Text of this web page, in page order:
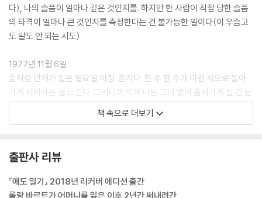
다), 나의 슬픔이 얼마나 깊은 것인지를. 하지만 한 사람이 직접 당한 슬픔
의 타격이 얼마나 큰 것인지를 측정한다는 건 불가능한 일이다(이 우습고
도 말도 안 되는 시도)
1977년 11월 6일
솜처럼 안개가 짙은 일요일 아침. 혼자다. 한 주 한 주가 이런 식으로 돌아
가게 되리라는 걸 느낀다. 그러니까 이제 나는 그녀 없이 흘러가게 될 긴 날
들의 행렬 앞에 서 있는 것이다.
상관이 없는 슬픔. 사랑의 관계가 끊어져 벌어지고 파인 고랑.
1977년 11월 28일
책 속으로 더보기
출판사 리뷰
『애도 일기』 2018년 리커버 에디션 출간
롤랑 바르트가 어머니를 잃은 이후 2년간 써내려간